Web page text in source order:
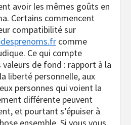
avoir les mêmes goûts en
Certains commencent
compatibilité sur
comme
Ce qui compte
de fond : rapport à la
liberté personnelle, aux
personnes qui voient la
différente peuvent
et pourtant s’épuiser à